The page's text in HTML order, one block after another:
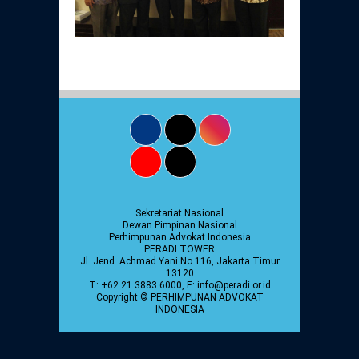
Perubahan Peraturan Perpindahan Domisili
Daftar Perkara Dewan Kehormatan Pusat
Sekretariat Nasional
Dewan Pimpinan Nasional
Perhimpunan Advokat Indonesia
PERADI TOWER
Jl. Jend. Achmad Yani No.116, Jakarta Timur
13120
T: +62 21 3883 6000, E: info@peradi.or.id
Copyright © PERHIMPUNAN ADVOKAT
INDONESIA